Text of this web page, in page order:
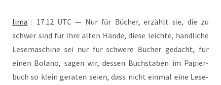
lima : 17.12 UTC — Nur für Bücher, erzählt sie, die zu
schwer sind für ihre alten Hän­de, die­se leich­te, hand­li­che
Lese­ma­schi­ne sei nur für schwe­re Bücher gedacht, für
einen Bol­a­no, sagen wir, des­sen Buch­sta­ben im Papier­
buch so klein gera­ten sei­en, dass nicht ein­mal eine Lese­